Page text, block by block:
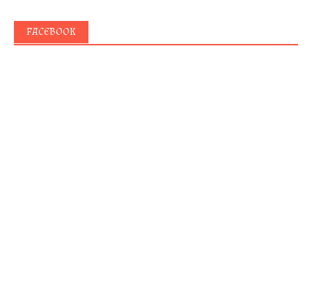
FACEBOOK